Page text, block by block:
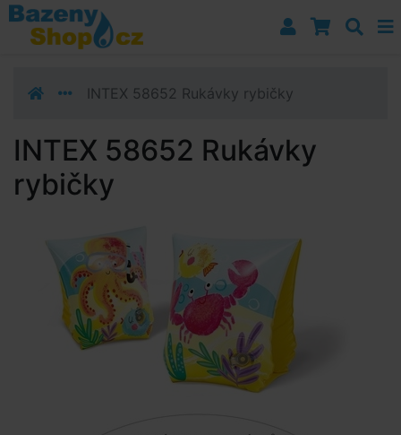
Přejít k navigaci
Přejít na obsah
Přejít k postrannímu sloupci
INTEX 58652 Rukávky rybičky
INTEX 58652 Rukávky
rybičky